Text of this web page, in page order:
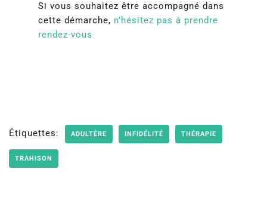
Si vous souhaitez être accompagné dans
cette démarche, n’hésitez pas à prendre
rendez-vous
Étiquettes: ADULTÈRE INFIDÉLITÉ THÉRAPIE
TRAHISON